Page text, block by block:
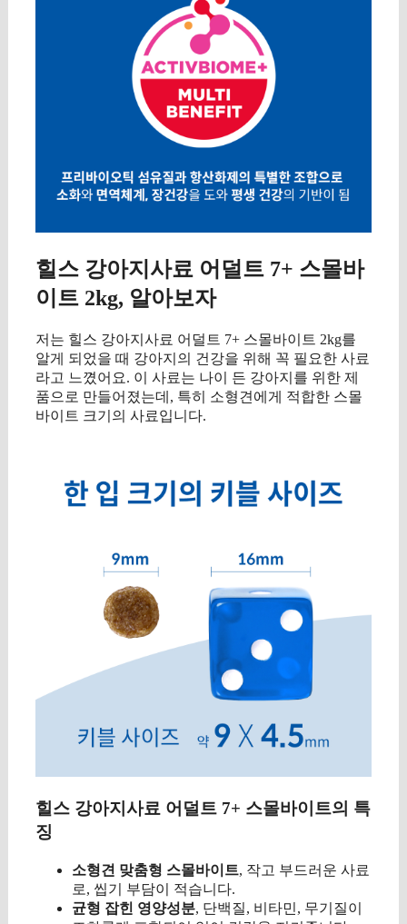
힐스 강아지사료 어덜트 7+ 스몰바
이트 2kg, 알아보자
저는 힐스 강아지사료 어덜트 7+ 스몰바이트 2kg를
알게 되었을 때 강아지의 건강을 위해 꼭 필요한 사료
라고 느꼈어요. 이 사료는 나이 든 강아지를 위한 제
품으로 만들어졌는데, 특히 소형견에게 적합한 스몰
바이트 크기의 사료입니다.
힐스 강아지사료 어덜트 7+ 스몰바이트의 특
징
소형견 맞춤형 스몰바이트, 작고 부드러운 사료
로, 씹기 부담이 적습니다.
균형 잡힌 영양성분, 단백질, 비타민, 무기질이